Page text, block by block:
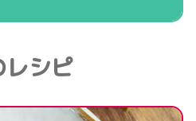
レシピ